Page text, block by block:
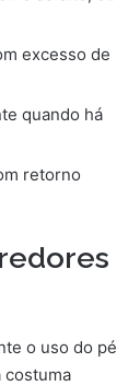
excesso de
quando há
retorno
o uso do pé
costuma